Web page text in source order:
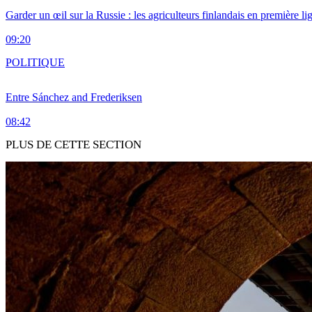
Garder un œil sur la Russie : les agriculteurs finlandais en première
09:20
Entre Sánchez and Frederiksen
08:42
POLITIQUE
PLUS DE CETTE SECTION